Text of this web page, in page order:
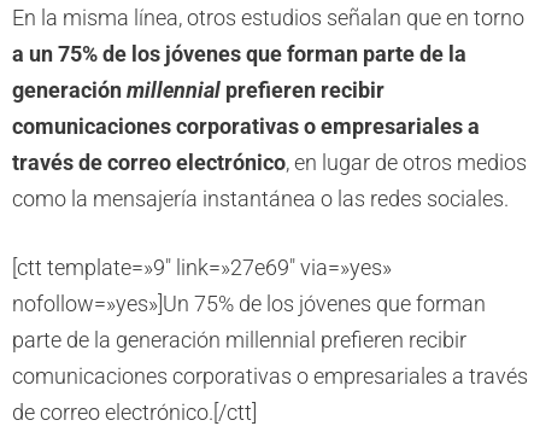
En la misma línea, otros estudios señalan que en torno
a un 75% de los jóvenes que forman parte de la
generaciónmillennial prefieren recibir
comunicaciones corporativas o empresariales a
través de correo electrónico, en lugar de otros medios
como la mensajería instantánea o las redes sociales.
[ctt template=»9″ link=»27e69″ via=»yes»
nofollow=»yes»]Un 75% de los jóvenes que forman
parte de la generación millennial prefieren recibir
comunicaciones corporativas o empresariales a través
de correo electrónico.[/ctt]